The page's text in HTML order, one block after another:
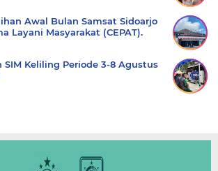
Awal Bulan Samsat Sidoarjo
Layani Masyarakat (CEPAT).
SIM Keliling Periode 3-8 Agustus